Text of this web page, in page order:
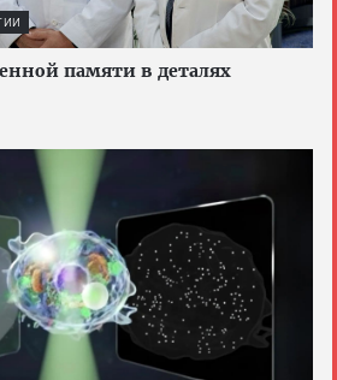
памяти в деталях